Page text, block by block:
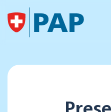
Skip to main content